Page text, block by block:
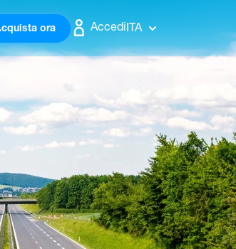
ora AccediITA